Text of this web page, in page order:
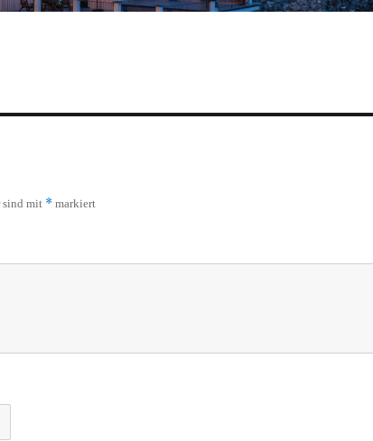
sind mit * markiert